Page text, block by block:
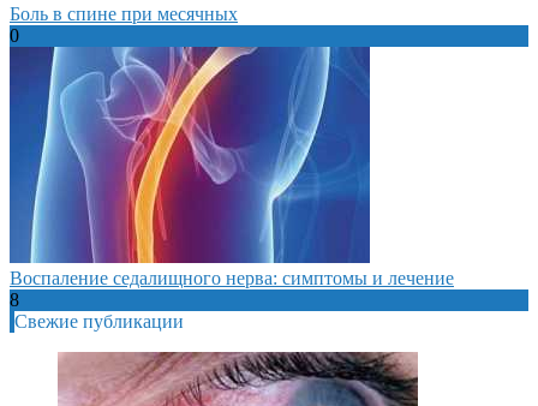
Боль в спине при месячных
0
Воспаление седалищного нерва: симптомы и лечение
8
Свежие публикации